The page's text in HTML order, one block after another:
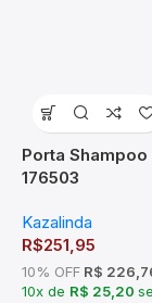
Porta
176503
Kazalinda
R$251,95
10% OFF R$
10x de R$ 25,20